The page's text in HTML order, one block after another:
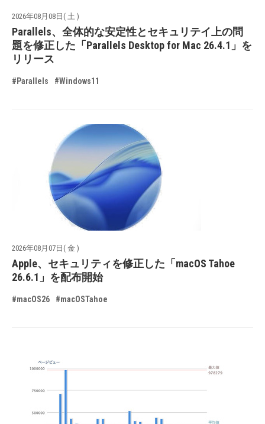
2026年08月08日( 土 )
Parallels、全体的な安定性とセキュリテイ上の問
題を修正した「Parallels Desktop for Mac 26.4.1」を
リリース
#Parallels #Windows11
2026年08月07日( 金 )
Apple、セキュリティを修正した「macOS Tahoe
26.6.1」を配布開始
#macOS26 #macOSTahoe